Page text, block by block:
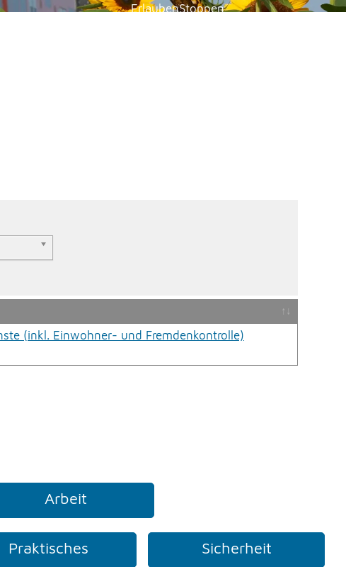
ErlaubenStoppen
(inkl. Einwohner- und Fremdenkontrolle)
Arbeit
Praktisches Sicherheit